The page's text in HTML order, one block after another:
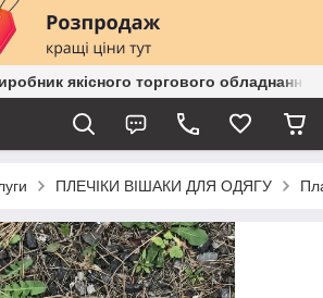
якісного торгового обладнання
ПЛЕЧІКИ ВІШАКИ ДЛЯ ОДЯГУ